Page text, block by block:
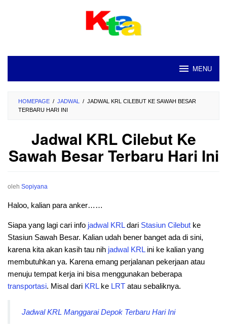
MENU
HOMEPAGE / JADWAL / JADWAL KRL CILEBUT KE SAWAH BESAR
TERBARU HARI INI
Jadwal KRL Cilebut Ke
Sawah Besar Terbaru Hari Ini
oleh Sopiyana
Haloo, kalian para anker……
Siapa yang lagi cari info jadwal KRLdari Stasiun Cilebut ke
Stasiun Sawah Besar. Kalian udah bener banget ada di sini,
karena kita akan kasih tau nih jadwal KRLini ke kalian yang
membutuhkan ya. Karena emang perjalanan pekerjaan atau
menuju tempat kerja ini bisa menggunakan beberapa
transportasi. Misal dari KRLke LRT atau sebaliknya.
Jadwal KRL Manggarai Depok Terbaru Hari Ini